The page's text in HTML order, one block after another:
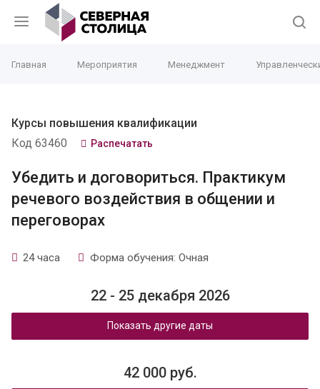
Главная Мероприятия Менеджмент
Курсы повышения квалификации
Код 63460
Распечатать
Убедить и договориться. Практикум
речевого воздействия в общении и
переговорах
24 часа Форма обучения: Очная
22 - 25 декабря 2026
Показать другие даты
42 000 руб.